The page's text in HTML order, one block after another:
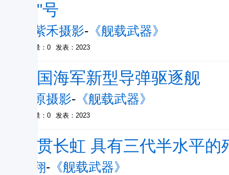
汗"号
袁紫禾摄影- 《舰载武器》
被引量：0 发表：2023
中国海军新型导弹驱逐舰
秋原摄影- 《舰载武器》
被引量：0 发表：2023
气贯长虹 具有三代半水平
林翔- 《舰载武器》